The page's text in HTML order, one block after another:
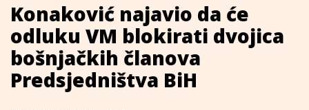
Konaković najavio da će
odluku VM blokirati dvojica
bošnjačkih članova
Predsjedništva BiH